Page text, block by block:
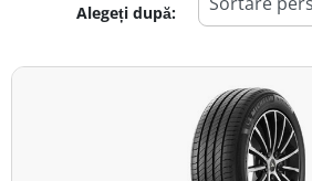
Toate tipurile (13)
Alegeți după: